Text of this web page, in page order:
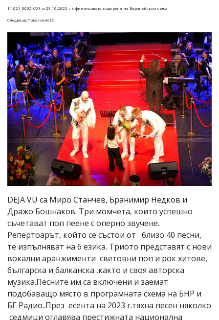
11.021-0005-C01 от 29.10.2025 г. с финансовата подкрепа на Европейския съюз –
СледващоПоколениеЕС.
DEJA VU са Миро Станчев, Бранимир Недков и
Дражо Бошнаков. Три момчета, които успешно
съчетават поп пеене с оперно звучене.
Репертоарът, който се състои от близо 40 песни,
те изпълняват на 6 езика. Триото представят с нови
вокални аранжименти световни поп и рок хитове,
българска и балканска ,както и своя авторска
музика.Песните им са включени и заемат
подобаващо място в програмната схема на БНР и
БГ Радио..През есента на 2023 г.тяхна песен няколко
седмици оглавява престижната национална